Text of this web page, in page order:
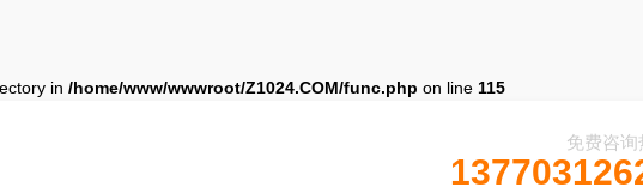
in /home/www/wwwroot/Z1024.COM/func.php on line 115
免费咨询